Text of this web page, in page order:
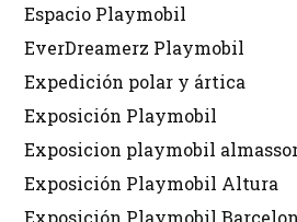
Espacio Playmobil
EverDreamerz Playmobil
Expedición polar y ártica
Exposición Playmobil
Exposicion playmobil
Exposición Playmobil Altura
Exposición Playmobil